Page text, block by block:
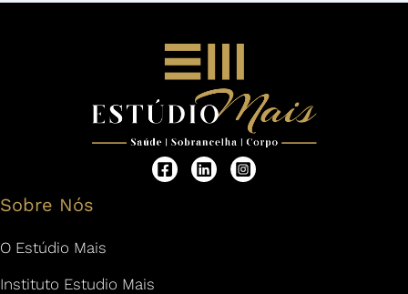
Sobre Nós
O Estúdio Mais
Instituto Estudio Mais